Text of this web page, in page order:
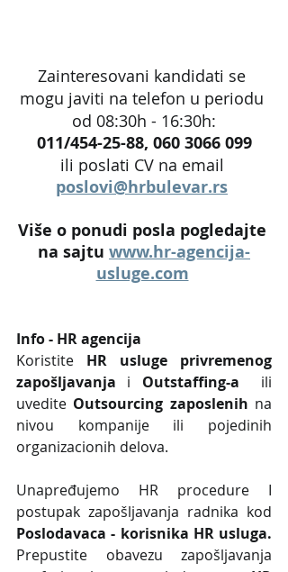
Zainteresovani kandidati se
mogu javiti na telefon u periodu
od 08:30h - 16:30h:
011/454-25-88, 060 3066 099
ili poslati CV na email
poslovi@hrbulevar.rs
Više o ponudi posla pogledajte
na sajtu www.hr-agencija-
usluge.com
Info - HR agencija
Koristite HR usluge privremenog
zapošljavanja i Outstaffing-a
  ili
uvedite Outsourcing zaposlenih na
nivou kompanije ili pojedinih
organizacionih delova.
Unapređujemo HR procedure I
Prepustite obavezu zapošljavanja